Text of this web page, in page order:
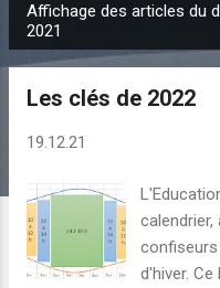
r
Affichage des articles du
2021
Les clés de 2022
19.12.21
calendrier,
d'hiver.